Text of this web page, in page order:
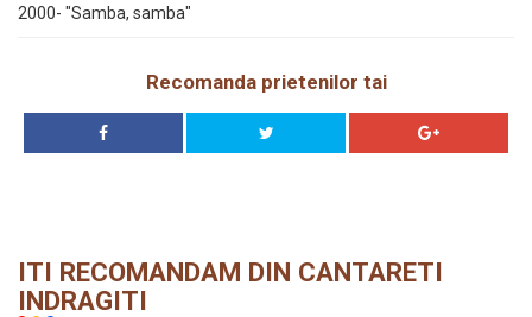
2000- "Samba, samba"
Recomanda prietenilor tai
ITI RECOMANDAM DIN CANTARETI
INDRAGITI